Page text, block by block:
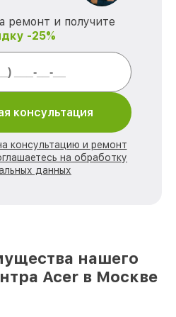
ремонт и получите
-25%
консультация
консультацию и ремонт
на обработку
данных
нашего
Acer в Москве